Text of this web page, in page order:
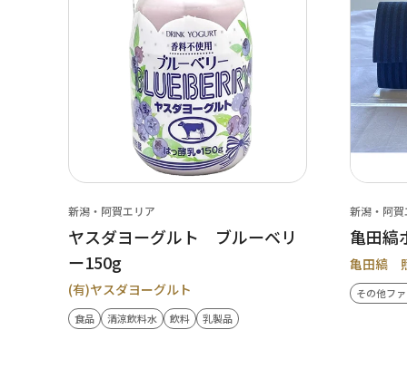
新潟・阿賀エリア
ヤスダヨーグルト ブルーベリ
ー150g
(有)ヤスダヨーグルト
食品 清涼飲料水 飲料 乳製品
新潟・阿
亀田縞
亀田縞
その他フ